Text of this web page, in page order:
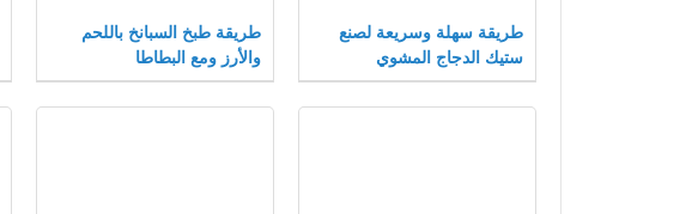
طريقة سهلة وسريعة لصنع
ستيك الدجاج المشوي
طريقة طبخ السبانخ باللحم
والأرز ومع البطاطا